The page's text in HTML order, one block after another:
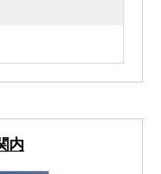
内